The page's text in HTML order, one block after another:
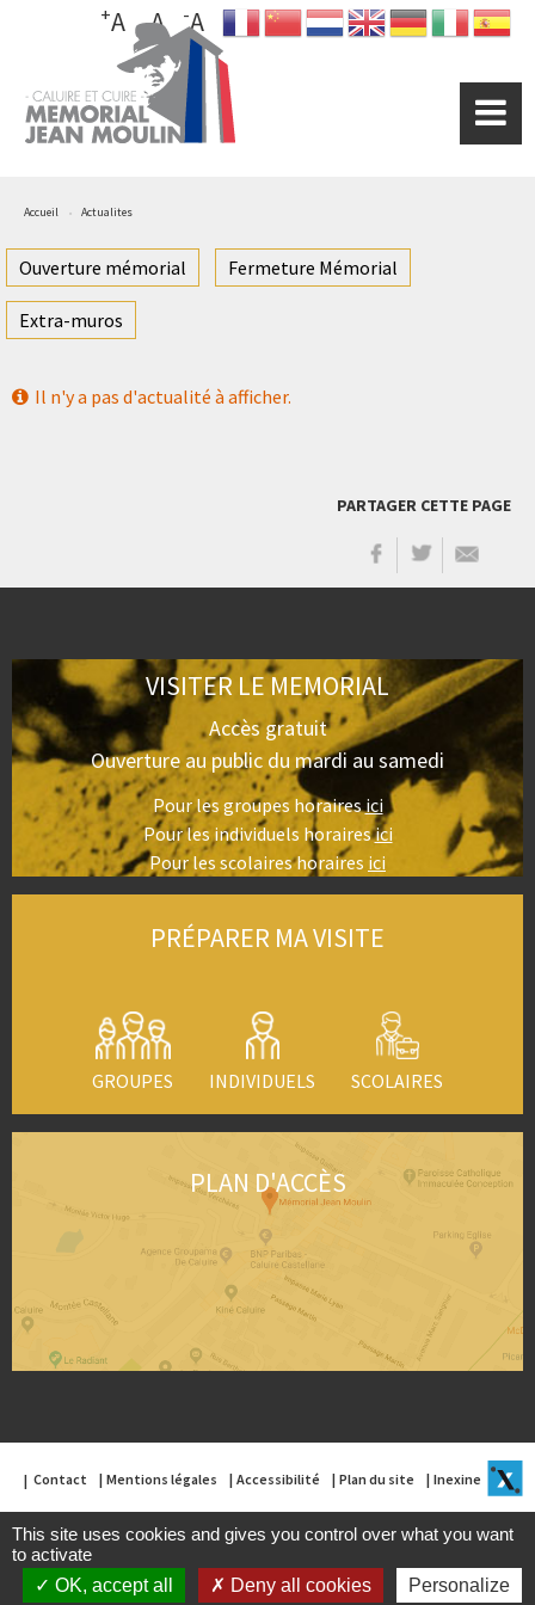
principal
-A
A
+A
Accueil Actualites
Ouverture mémorial Fermeture Mémorial
Extra-muros
Il n'y a pas d'actualité à afficher.
PARTAGER CETTE PAGE
VISITER LE MEMORIAL
Accès gratuit
Ouverture au public du mardi au samedi
Pour les groupes horairesici
Pour les individuels horairesici
Pour les scolaires horaires ici
PRÉPARER MA VISITE
GROUPES INDIVIDUELS SCOLAIRES
PLAN D'ACCÈS
Contact Mentions légales Accessibilité Plan du site Inexine
This site uses cookies and gives you control over what you want
to activate
OK, accept all
Deny all cookies Personalize